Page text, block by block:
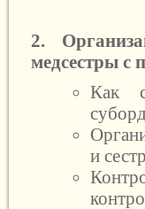
2.
медсестры с
Как
и